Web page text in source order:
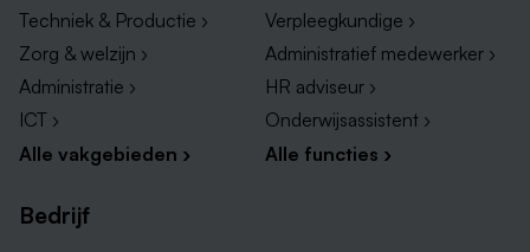
Techniek & Productie ›
Zorg & welzijn ›
Administratie ›
ICT ›
Alle vakgebieden ›
Verpleegkundige ›
Administratief medewerker ›
HR adviseur ›
Onderwijsassistent ›
Alle functies ›
Bedrijf